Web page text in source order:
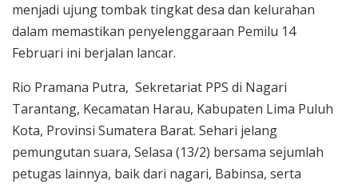
menjadi ujung tombak tingkat desa dan kelurahan
dalam memastikan penyelenggaraan Pemilu 14
Februari ini berjalan lancar.
Rio Pramana Putra, Sekretariat PPS di Nagari
Tarantang, Kecamatan Harau, Kabupaten Lima Puluh
Kota, Provinsi Sumatera Barat. Sehari jelang
pemungutan suara, Selasa (13/2) bersama sejumlah
petugas lainnya, baik dari nagari, Babinsa, serta